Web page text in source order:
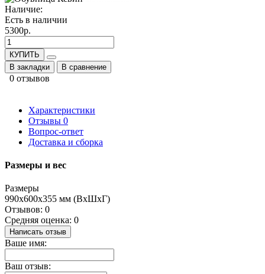
Наличие:
Есть в наличии
5300р.
КУПИТЬ
В закладки
В сравнение
0 отзывов
Характеристики
Отзывы 0
Вопрос-ответ
Доставка и сборка
Размеры и вес
Размеры
990х600х355 мм (ВхШхГ)
Отзывов: 0
Средняя оценка: 0
Написать отзыв
Ваше имя:
Ваш отзыв: